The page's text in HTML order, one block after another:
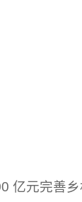
亿元完善